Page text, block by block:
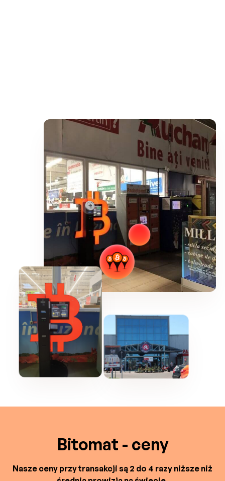
Bitomat - ceny
Nasze ceny przy transakcji są 2 do 4 razy niższe niż